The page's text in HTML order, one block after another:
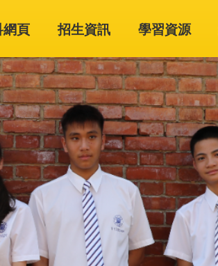
頁 招生資訊 學習資源